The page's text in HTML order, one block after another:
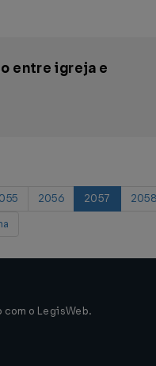
entre igreja e
2056 2057
o LegisWeb.